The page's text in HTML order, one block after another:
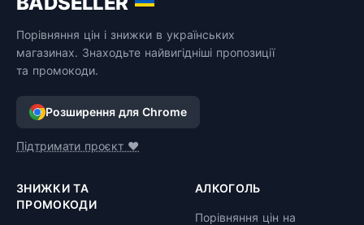
Порівняння цін і знижки в українських
магазинах. Знаходьте найвигідніші пропозиції
та промокоди.
Розширення для Chrome
Підтримати проєкт ❤️
ЗНИЖКИ ТА
ПРОМОКОДИ
АЛКОГОЛЬ
Порівняння цін на